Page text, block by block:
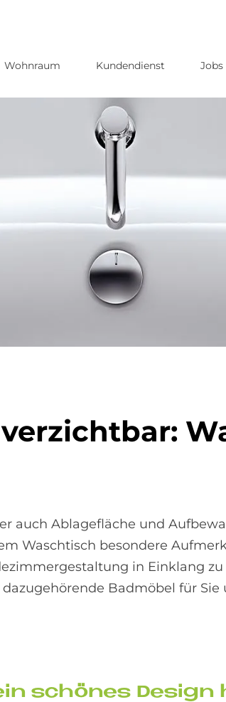
Wohnraum Kundendienst Jobs
auch Ablagefläche und
Waschtisch besondere
in Einklang
Badmöbel für
schö­nes